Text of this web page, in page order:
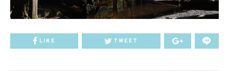
LIKE TWEET